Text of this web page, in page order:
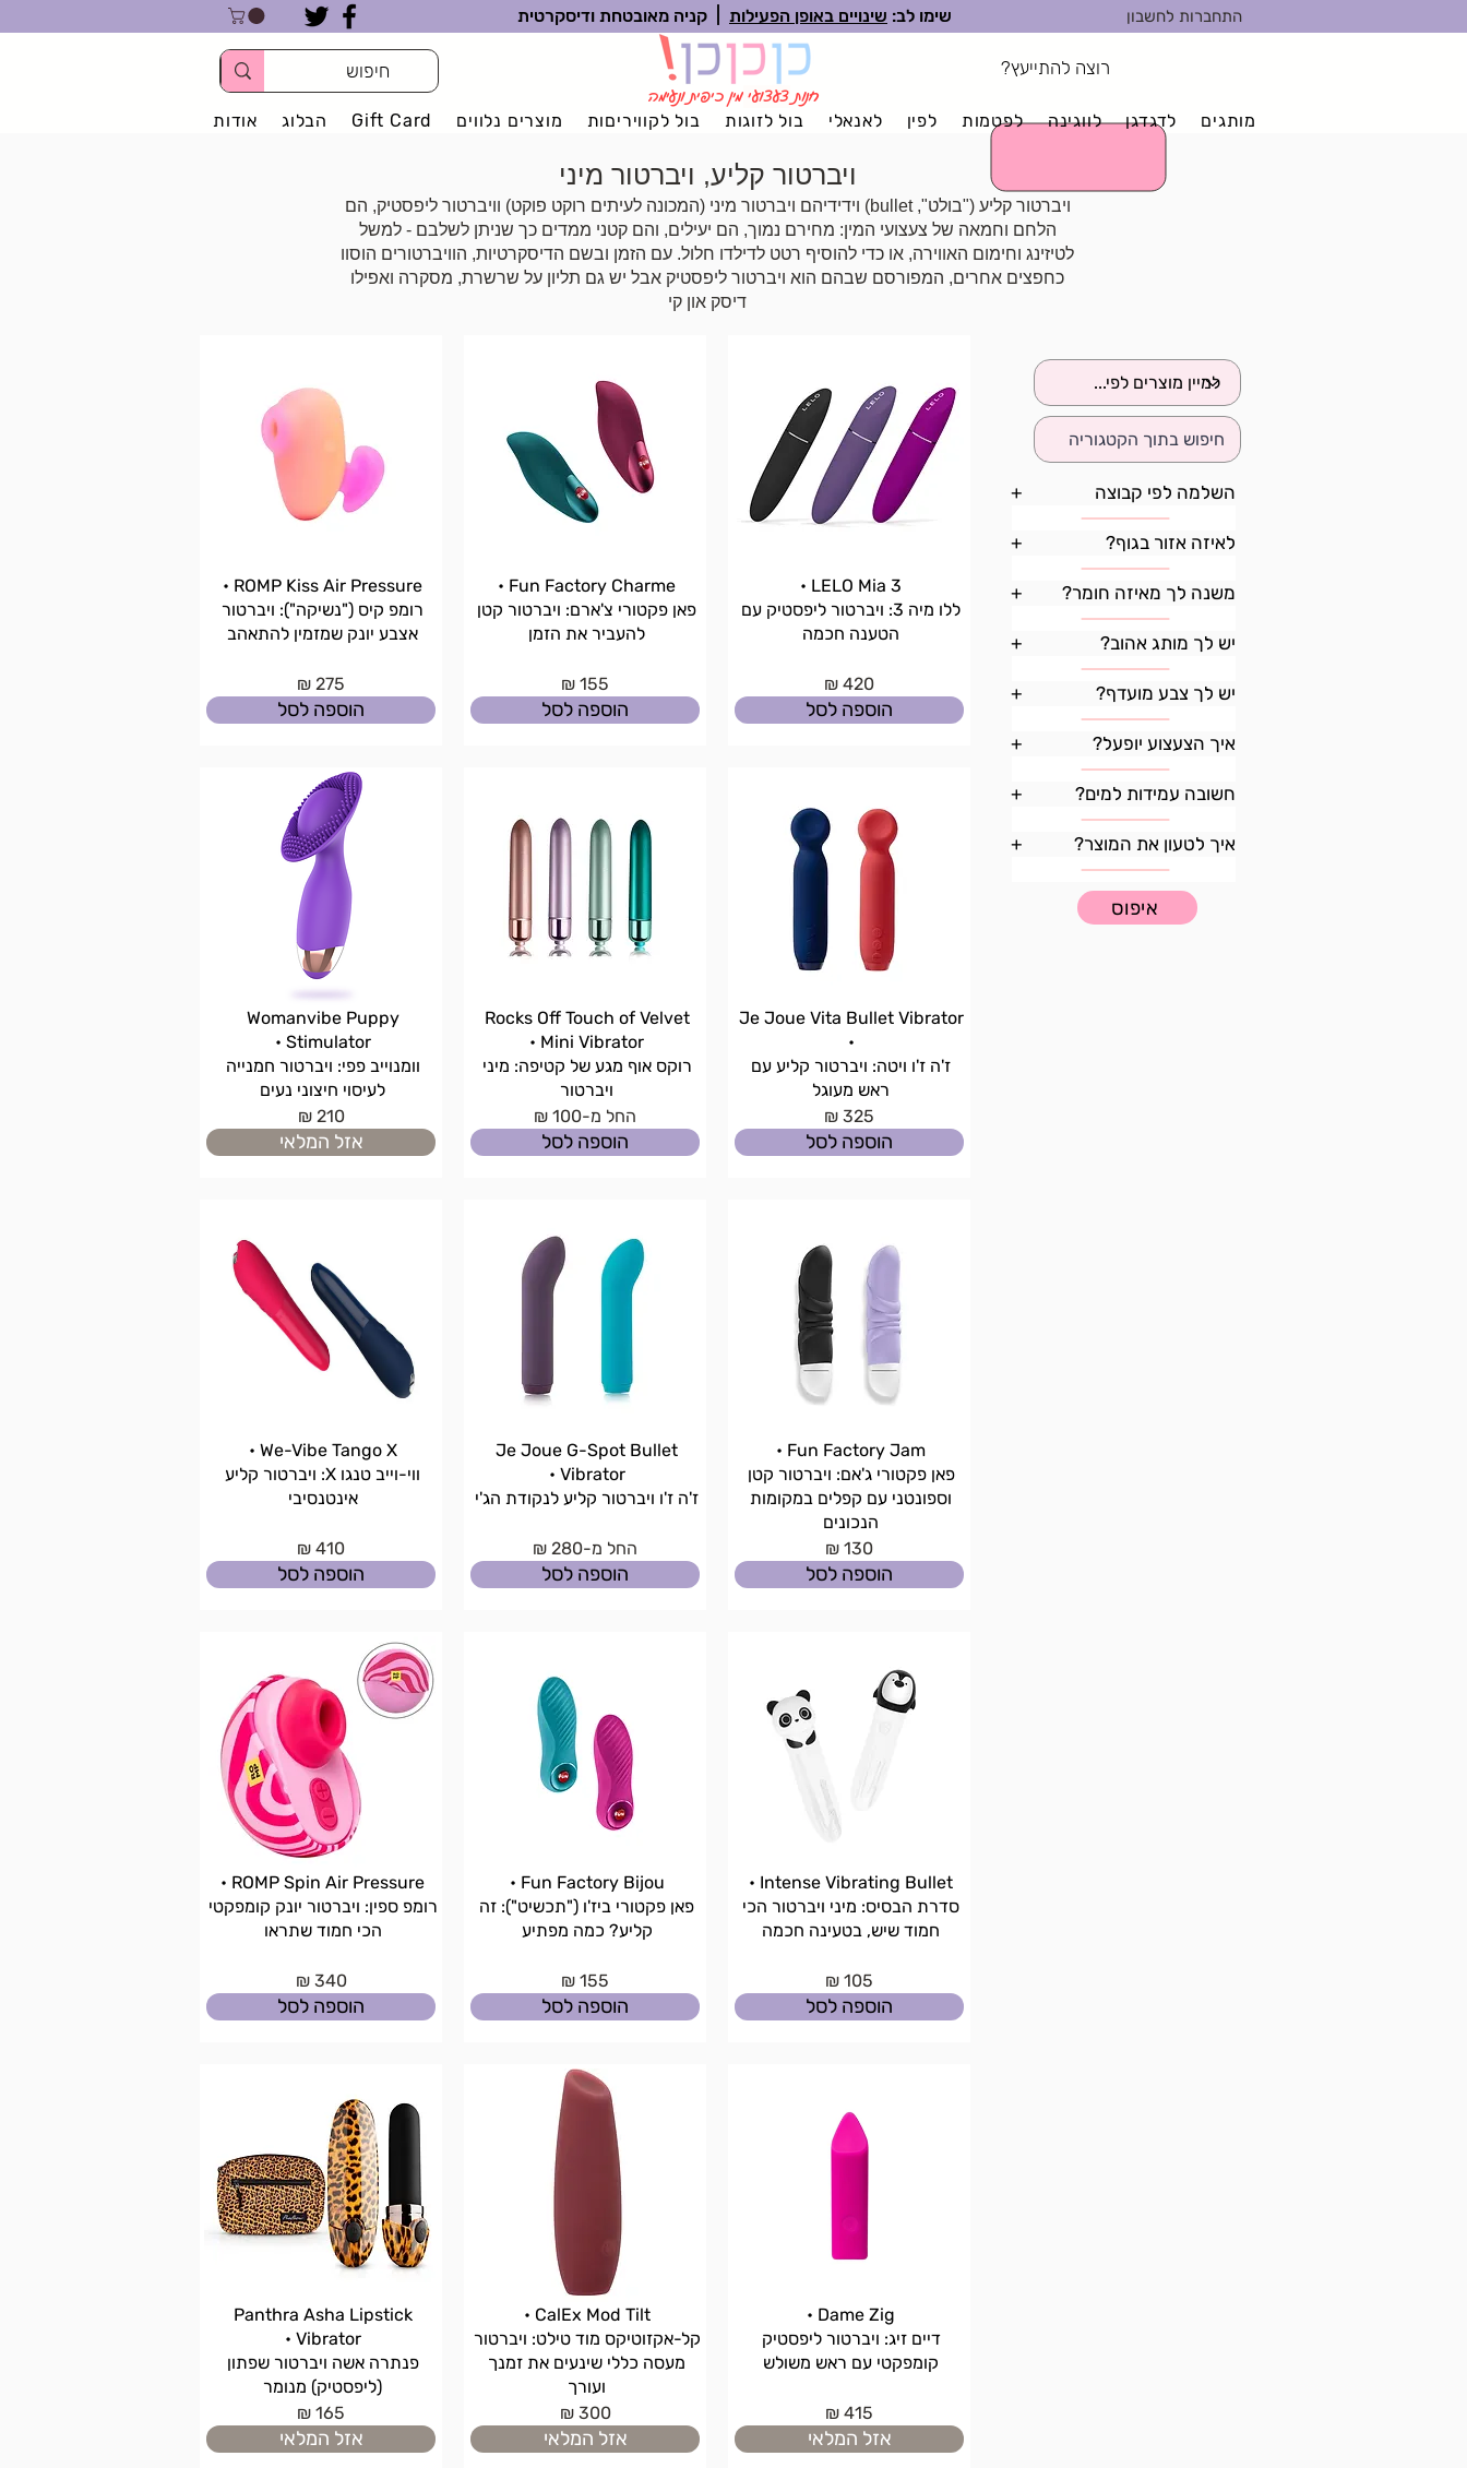
שימו לב: שינויים באופן הפעילות | קניה מאובטחת ודיסקרטית התחברות לחשבון
חנותצעצועימין כיפית ונעימה
רוצה להתייעץ?
מותגים לדגדגן לווגינה לפטמות לפין לאנאלי בול לזוגות בול לקוויריםות מוצרים נלווים Gift Card הבלוג אודות
ויברטור קליע, ויברטור מיני
ויברטור קליע ("בולט", bullet) וידידיהם ויברטור מיני (המכונה לעיתים רוקט פוקט) וויברטור ליפסטיק, הם
הלחם וחמאה של צעצועי המין: מחירם נמוך, הם יעילים, והם קטני ממדים כך שניתן לשלבם - למשל
לטיזינג וחימום האווירה, או כדי להוסיף רטט לדילדו חלול. עם הזמן ובשם הדיסקרטיות, הוויברטורים הוסוו
כחפצים אחרים, המפורסם שבהם הוא ויברטור ליפסטיק אבל יש גם תליון על שרשרת, מסקרה ואפילו
דיסק און קי
LELO Mia 3 •
ללו מיה 3: ויברטור ליפסטיק עם
הטענה חכמה
420 ₪
הוספה לסל
Je Joue Vita Bullet Vibrator
•
ז'ה ז'ו ויטה: ויברטור קליע עם
ראש מעוגל
325 ₪
הוספה לסל
Fun Factory Jam •
פאן פקטורי ג'אם: ויברטור קטן
וספונטני עם קפלים במקומות
הנכונים
130 ₪
הוספה לסל
Intense Vibrating Bullet •
סדרת הבסיס: מיני ויברטור הכי
חמוד שיש, בטעינה חכמה
105 ₪
הוספה לסל
Dame Zig •
דיים זיג: ויברטור ליפסטיק
קומפקטי עם ראש משולש
415 ₪
אזל המלאי
Fun Factory Charme •
פאן פקטורי צ'ארם: ויברטור קטן
להעביר את הזמן
155 ₪
הוספה לסל
Rocks Off Touch of Velvet
Mini Vibrator •
רוקס אוף מגע של קטיפה: מיני
ויברטור
החל מ-100 ₪
הוספה לסל
Je Joue G-Spot Bullet
Vibrator •
ז'ה ז'ו ויברטור קליע לנקודת הג'י
החל מ-280 ₪
הוספה לסל
Fun Factory Bijou •
פאן פקטורי ביז'ו ("תכשיט"): זה
קליע? כמה מפתיע
155 ₪
הוספה לסל
CalEx Mod Tilt •
קל-אקזוטיקס מוד טילט: ויברטור
מעסה כללי שינעים את זמנך
ועורך
300 ₪
אזל המלאי
ROMP Kiss Air Pressure •
רומפ קיס ("נשיקה"): ויברטור
אצבע יונק שמזמין להתאהב
275 ₪
הוספה לסל
Womanvibe Puppy
Stimulator •
וומנוייב פפי: ויברטור חמנייה
לעיסוי חיצוני נעים
210 ₪
אזל המלאי
We-Vibe Tango X •
ווי-וייב טנגו X: ויברטור קליע
אינטנסיבי
410 ₪
הוספה לסל
ROMP Spin Air Pressure •
רומפ ספין: ויברטור יונק קומפקטי
הכי חמוד שתראו
340 ₪
הוספה לסל
Panthra Asha Lipstick
Vibrator •
פנתרה אשה ויברטור שפתון
(ליפסטיק) מנומר
165 ₪
אזל המלאי
+ השלמה לפי קבוצה
+ לאיזה אזור בגוף?
+ משנה לך מאיזה חומר?
+ יש לך מותג אהוב?
+ יש לך צבע מועדף?
+ איך הצעצוע יופעל?
+ חשובה עמידות למים?
+ איך לטעון את המוצר?
איפוס